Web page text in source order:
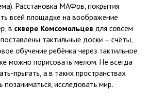
Расстановка МАФов, покрытия
всей площадке на воображение
в сквере Комсомольцев для совсем
тактильные доски – счёты,
обучение ребёнка через тактильное
можно порисовать мелом. Не всегда
прыгать, а в таких пространствах
позаниматься, исследовать мир.